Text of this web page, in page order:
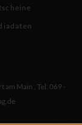
am Main Tel: 069 -